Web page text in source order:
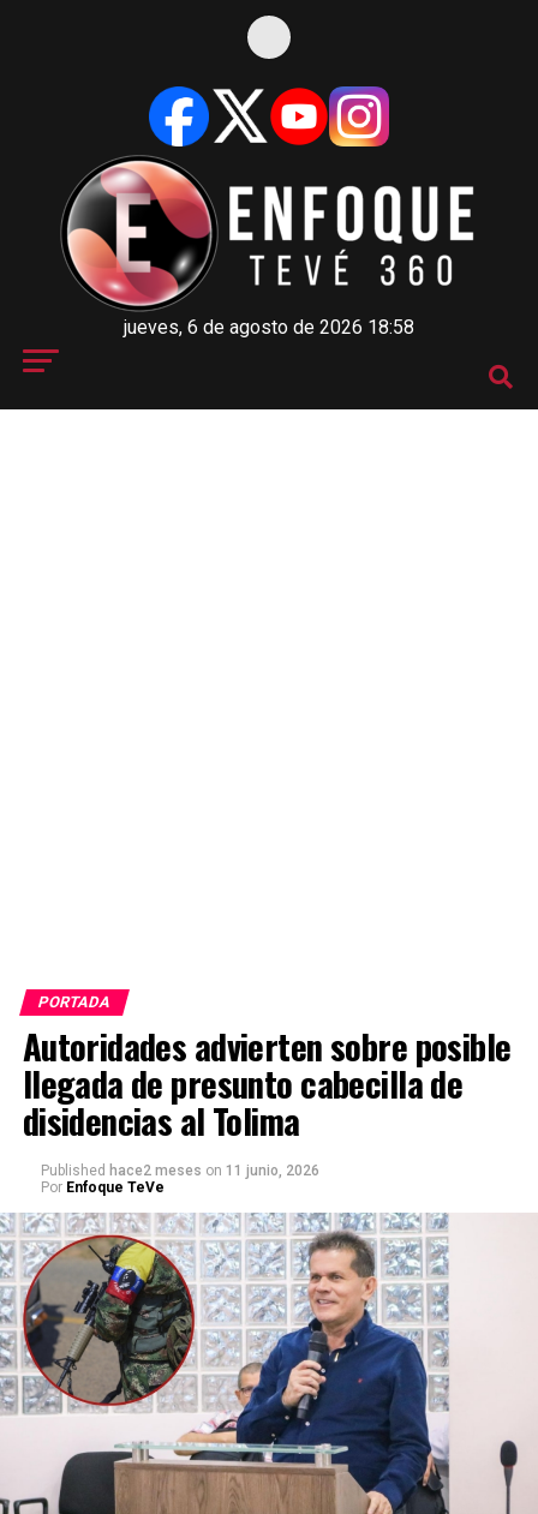
jueves, 6 de agosto de 2026 18:58
PORTADA
Autoridades advierten sobre posible
llegada de presunto cabecilla de
disidencias al Tolima
Published hace2 meses on 11 junio, 2026
Por Enfoque TeVe